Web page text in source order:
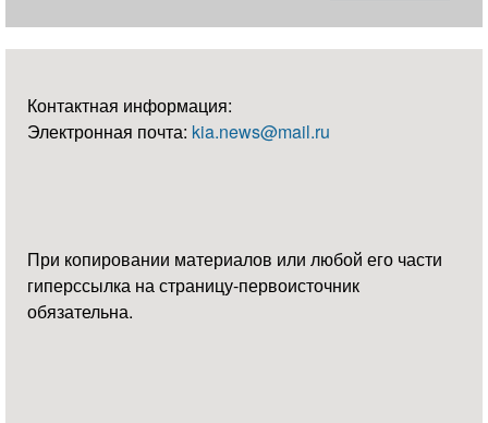
Контактная информация:
Электронная почта: kia.news@mail.ru
При копировании материалов или любой его части
гиперссылка на страницу-первоисточник
обязательна.